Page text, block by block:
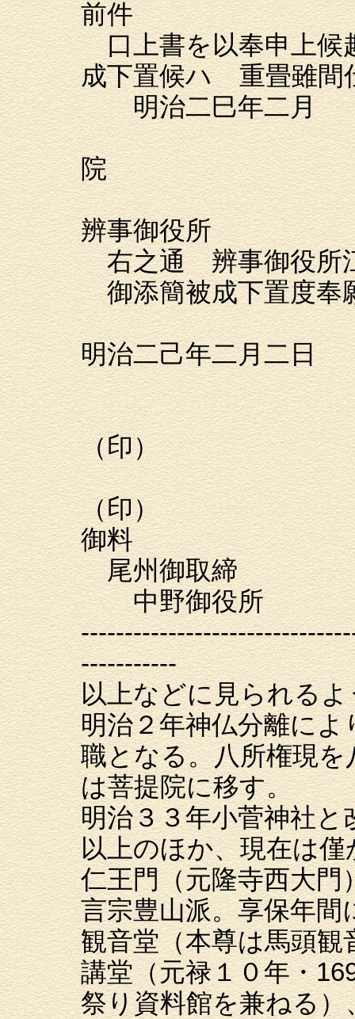
前件
口上書を以奉申上候
成下置候ハゝ重畳雖
明治二巳年二月
小菅山
院
改名
辨事御役所
右之通 辨事御役所
御添簡被成下置度奉
右 武内
明治二己年二月二日
同
組頭
（印）
名主
（印）
御料
尾州御取締
中野御役所
-----------
以上などに見られるよ
明治２年神仏分離に
職となる。八所権現
は菩提院に移す。
明治３３年小菅神社と
以上のほか、現在は
仁王門（元隆寺西大門
言宗豊山派。享保年
観音堂（本尊は馬頭観
講堂（元禄１０年・
祭り資料館を兼ねる）